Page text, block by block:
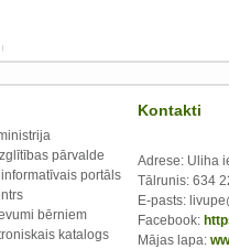
pārvalde
portāls
bērniem
katalogs
Kontakti
Adrese: Uliha
Tālrunis: 634
E-pasts:
Facebook:
Mājas lapa: